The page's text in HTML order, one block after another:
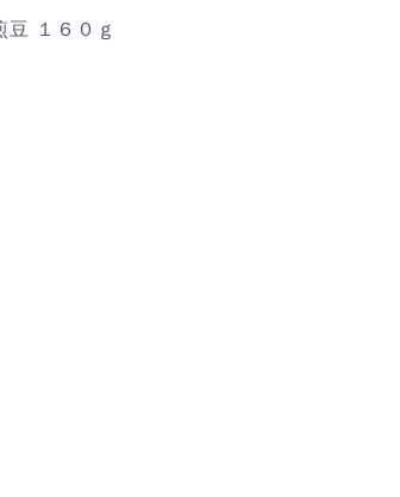
１６０ｇ